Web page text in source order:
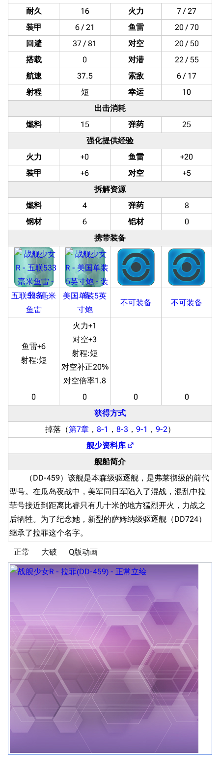
耐久
16 火力
7 / 27
装甲
6 / 21 鱼雷
20 / 70
回避
37 / 81 对空
20 / 50
搭载
0 对潜
22 / 55
航速
37.5 索敌
6 / 17
射程
短 幸运
10
出击消耗
燃料
15 弹药
25
强化提供经验
火力
+0 鱼雷
+20
装甲
+6 对空
+5
拆解资源
燃料
4 弹药
8
钢材
6 铝材
0
携带装备
五联533毫米
鱼雷
美国单装5英
寸炮
不可装备 不可装备
鱼雷+6
射程:短
火力+1
对空+3
射程:短
对空补正20%
对空倍率1.8
0
0 0
0
获得方式
掉落（第7章， 8-1 ， 8-3 ， 9-1 ， 9-2）
舰少资料库
舰船简介
（DD-459）该舰是本森级驱逐舰，是弗莱彻级的前代
型号。在瓜岛夜战中，美军同日军陷入了混战，混乱中拉
菲号接近到距离比睿只有几十米的地方猛烈开火，力战之
后牺牲。为了纪念她，新型的萨姆纳级驱逐舰（DD724）
继承了拉菲这个名字。
正常 大破 Q版动画